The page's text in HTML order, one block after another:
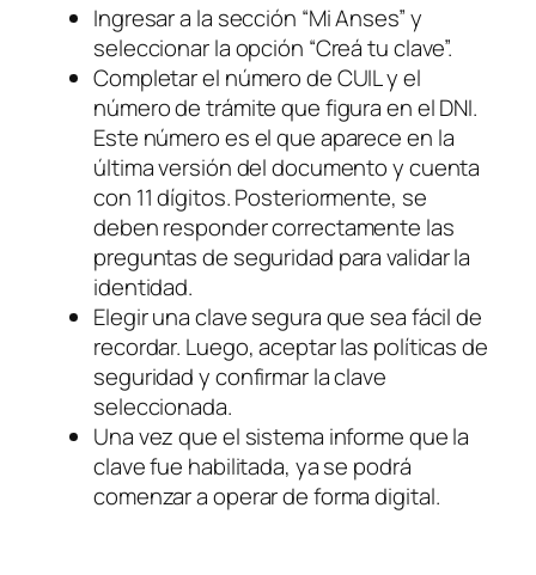
Ingresar a la sección “Mi Anses” y
seleccionar la opción “Creá tu clave”.
Completar el número de CUIL y el
número de trámite que figura en el DNI.
Este número es el que aparece en la
última versión del documento y cuenta
con 11 dígitos. Posteriormente, se
deben responder correctamente las
preguntas de seguridad para validar la
identidad.
Elegir una clave segura que sea fácil de
recordar. Luego, aceptar las políticas de
seguridad y confirmar la clave
seleccionada.
Una vez que el sistema informe que la
clave fue habilitada, ya se podrá
comenzar a operar de forma digital.